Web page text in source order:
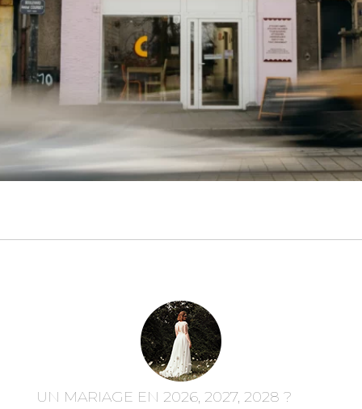
UN MARIAGE EN 2026, 2027, 2028 ?